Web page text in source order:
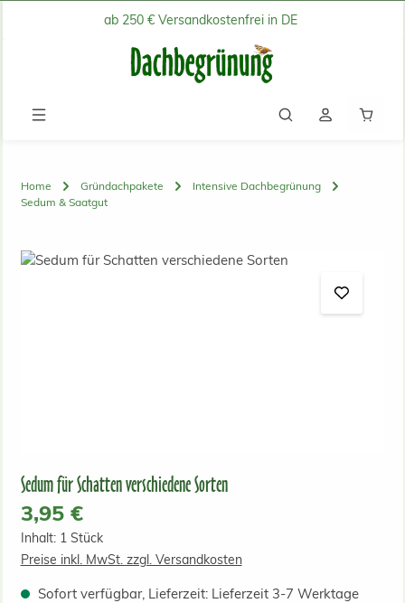
Zum Hauptinhalt springenab 250 € Versandkostenfrei in DE
Home Gründachpakete
Intensive Dachbegrünung
Sedum & Saatgut
Bildergalerie überspringen
Sedum für Schatten verschiedene Sorten
Regulärer Preis:
3,95 €
Inhalt: 1 Stück
Preise inkl. MwSt. zzgl. Versandkosten
Sofort verfügbar, Lieferzeit: Lieferzeit 3-7 Werktage